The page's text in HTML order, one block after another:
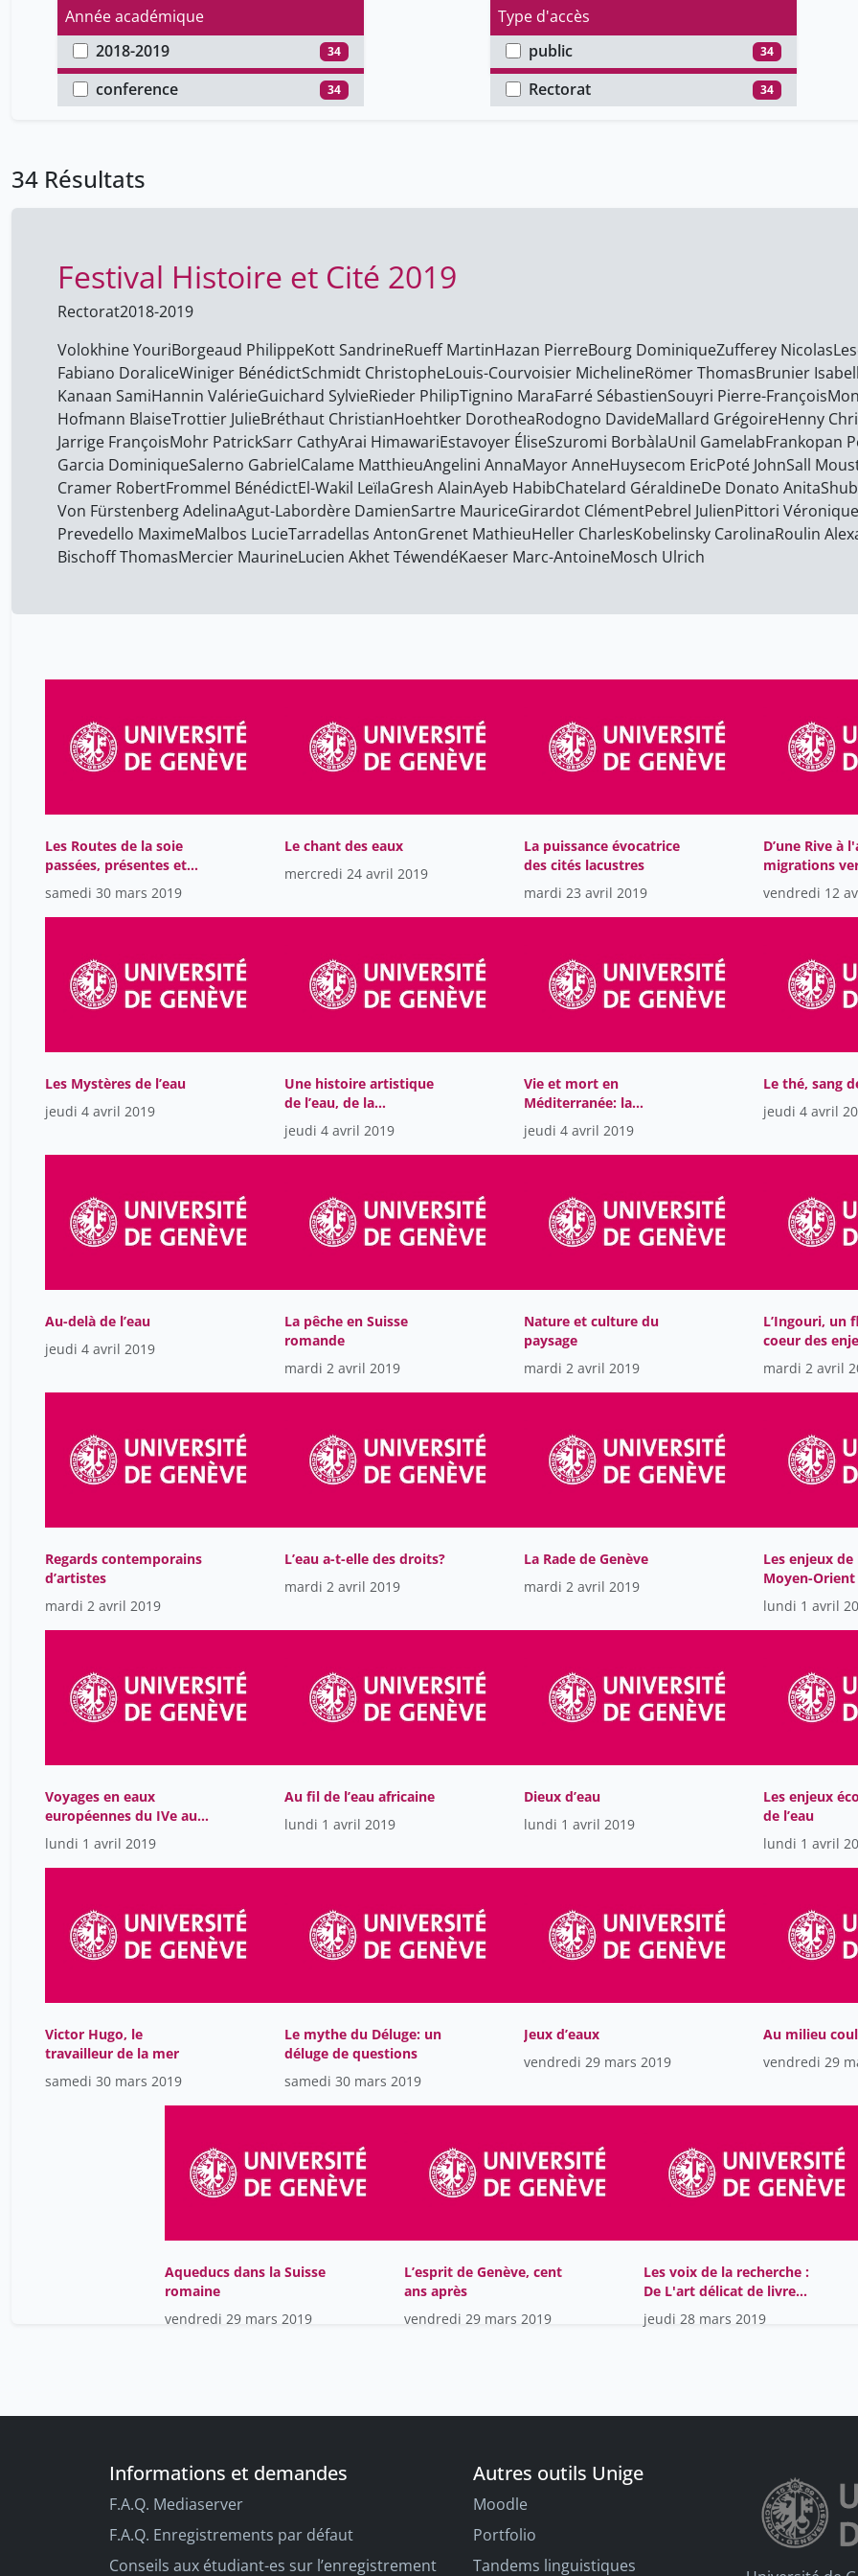
Année académique
2018-2019
34
Type d'accès
public
34
Type de document
conference
34
Faculté
Rectorat
34
34 Résultats
Festival Histoire et Cité 2019
Rectorat2018-2019
Volokhine YouriBorgeaud PhilippeKott SandrineRueff MartinHazan PierreBourg DominiqueZufferey Nicolas
Fabiano DoraliceWiniger BénédictSchmidt ChristopheLouis-Courvoisier MichelineRömer ThomasBrunier
Kanaan SamiHannin ValérieGuichard SylvieRieder PhilipTignino MaraFarré SébastienSouyri Pierre-François
Hofmann BlaiseTrottier JulieBréthaut ChristianHoehtker DorotheaRodogno DavideMallard GrégoireHenny
Jarrige FrançoisMohr PatrickSarr CathyArai HimawariEstavoyer ÉliseSzuromi BorbàlaUnil GamelabFrankopan
Garcia DominiqueSalerno GabrielCalame MatthieuAngelini AnnaMayor AnneHuysecom EricPoté JohnSall
Cramer RobertFrommel BénédictEl-Wakil LeïlaGresh AlainAyeb HabibChatelard GéraldineDe Donato Anita
Von Fürstenberg AdelinaAgut-Labordère DamienSartre MauriceGirardot ClémentPebrel JulienPittori Véronique
Prevedello MaximeMalbos LucieTarradellas AntonGrenet MathieuHeller CharlesKobelinsky CarolinaRoulin
Bischoff ThomasMercier MaurineLucien Akhet TéwendéKaeser Marc-AntoineMosch Ulrich
Les Routes de la soie
passées, présentes et
futures
samedi 30 mars 2019
Le chant des eaux
mercredi 24 avril 2019
La puissance évocatrice
des cités lacustres
mardi 23 avril 2019
D’une Rive à
migrations
vendredi 12
Les Mystères de l’eau
jeudi 4 avril 2019
Une histoire artistique
de l’eau, de la
Renaissance au XIXe
siècle
jeudi 4 avril 2019
Vie et mort en
Méditerranée: la
frontière de l’eau
jeudi 4 avril 2019
Le thé, sang
jeudi 4 avril
Au-delà de l’eau
jeudi 4 avril 2019
La pêche en Suisse
romande
mardi 2 avril 2019
Nature et culture du
paysage
mardi 2 avril 2019
L’Ingouri, un
coeur des
caucasiens
mardi 2 avril
Regards contemporains
d’artistes
mardi 2 avril 2019
L’eau a-t-elle des droits?
mardi 2 avril 2019
La Rade de Genève
mardi 2 avril 2019
Les enjeux de
Moyen-Orient
lundi 1 avril
Voyages en eaux
européennes du IVe au
Ier millénaire avant
notre ère
lundi 1 avril 2019
Au fil de l’eau africaine
lundi 1 avril 2019
Dieux d’eau
lundi 1 avril 2019
Les enjeux
de l’eau
lundi 1 avril
Victor Hugo, le
travailleur de la mer
samedi 30 mars 2019
Le mythe du Déluge: un
déluge de questions
samedi 30 mars 2019
Jeux d’eaux
vendredi 29 mars 2019
Au milieu
vendredi 29
Aqueducs dans la Suisse
romaine
vendredi 29 mars 2019
L’esprit de Genève, cent
ans après
vendredi 29 mars 2019
Les voix de la recherche :
De L'art délicat de livrer
médecine
jeudi 28 mars 2019
Informations et demandes
F.A.Q. Mediaserver
F.A.Q. Enregistrements par défaut
Conseils aux étudiant-es sur l’enregistrement
Autres outils Unige
Moodle
Portfolio
Tandems linguistiques